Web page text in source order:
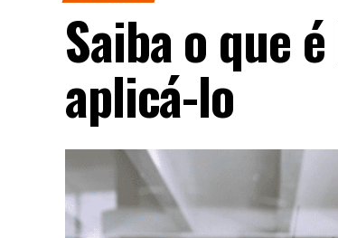
Saiba o que
aplicá-lo